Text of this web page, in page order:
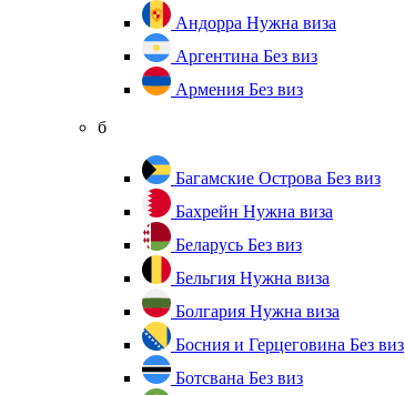
Андорра Нужна виза
Аргентина Без виз
Армения Без виз
б
Багамские Острова Без виз
Бахрейн Нужна виза
Беларусь Без виз
Бельгия Нужна виза
Болгария Нужна виза
Босния и Герцеговина Без виз
Ботсвана Без виз